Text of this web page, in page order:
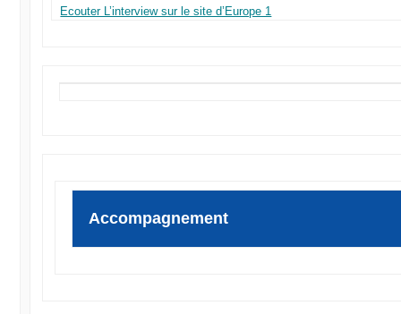
Ecouter L’interview sur le site d’Europe 1
Accompagnement